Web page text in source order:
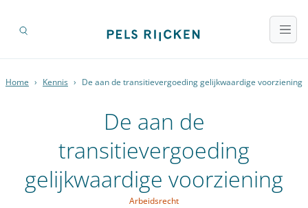
Home › Kennis › De aan de transitievergoeding gelijkwaardige voorziening
De aan de
transitievergoeding
gelijkwaardige voorziening
Arbeidsrecht